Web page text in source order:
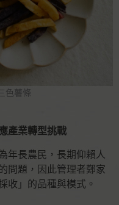
色薯條
產業轉型挑戰
年長農民，長期仰賴人
問題，因此管理者鄭家
收」的品種與模式。